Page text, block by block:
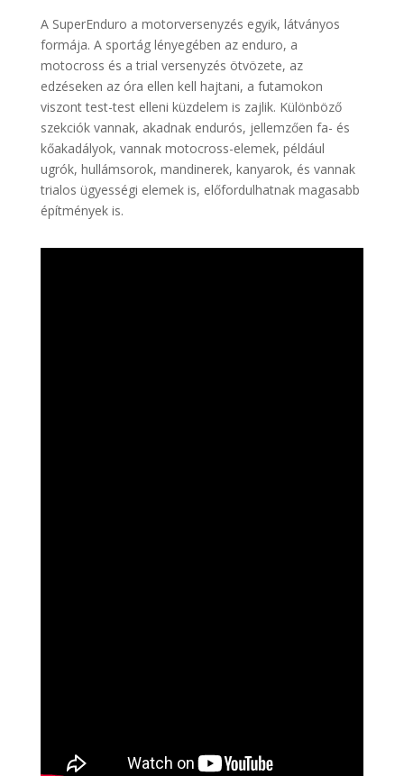
A SuperEnduro a motorversenyzés egyik, látványos
formája. A sportág lényegében az enduro, a
motocross és a trial versenyzés ötvözete, az
edzéseken az óra ellen kell hajtani, a futamokon
viszont test-test elleni küzdelem is zajlik. Különböző
szekciók vannak, akadnak endurós, jellemzően fa- és
kőakadályok, vannak motocross-elemek, például
ugrók, hullámsorok, mandinerek, kanyarok, és vannak
trialos ügyességi elemek is, előfordulhatnak magasabb
építmények is.